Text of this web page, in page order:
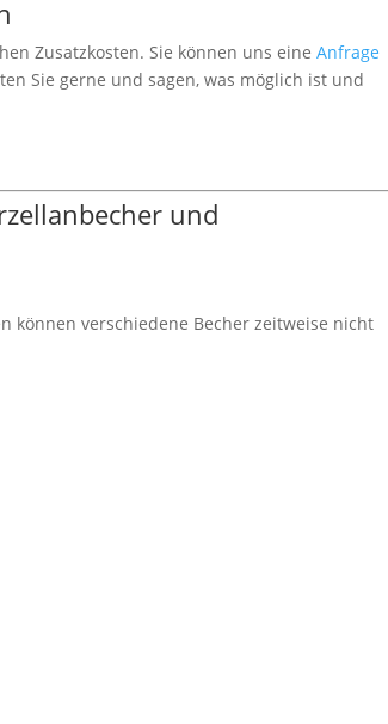
Zusatzkosten. Sie können uns eineAnfrage
Sie gerne und sagen, was möglich ist und
und
können verschiedene Becher zeitweise nicht